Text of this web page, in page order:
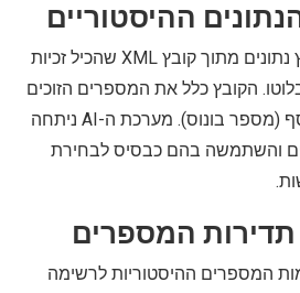
המערכת התחילה בחילוץ נתונים מתוך קובץ XML שהכיל זכיות
הקובץ כלל את המספרים הזוכים
בכל הגרלה וכן מספר נוסף (מספר בונוס). מערכת ה-AI ניתחה
והשתמשה בהם כבסיס לבחירת
המספרים ההיסטוריות לרשימה